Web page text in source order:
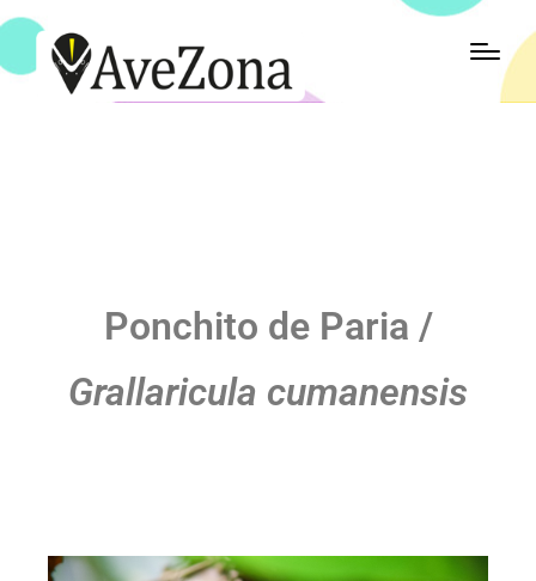
Ponchito de Paria /
Grallaricula cumanensis